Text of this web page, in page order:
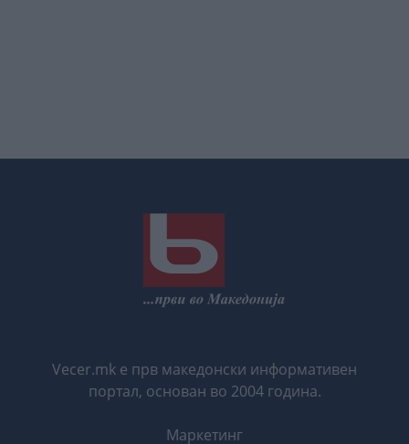
Vecer.mk е прв македонски информативен
портал, основан во 2004 година.
Маркетинг